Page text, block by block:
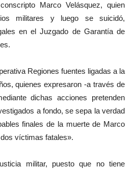
Marco Velásquez, quien
militares y luego se suicidó,
en el Juzgado de Garantía de
Regiones fuentes ligadas a la
quienes expresaron -a través de
dichas acciones pretenden
a fondo, se sepa la verdad
finales de la muerte de Marco
víctimas fatales».
militar, puesto que no tiene